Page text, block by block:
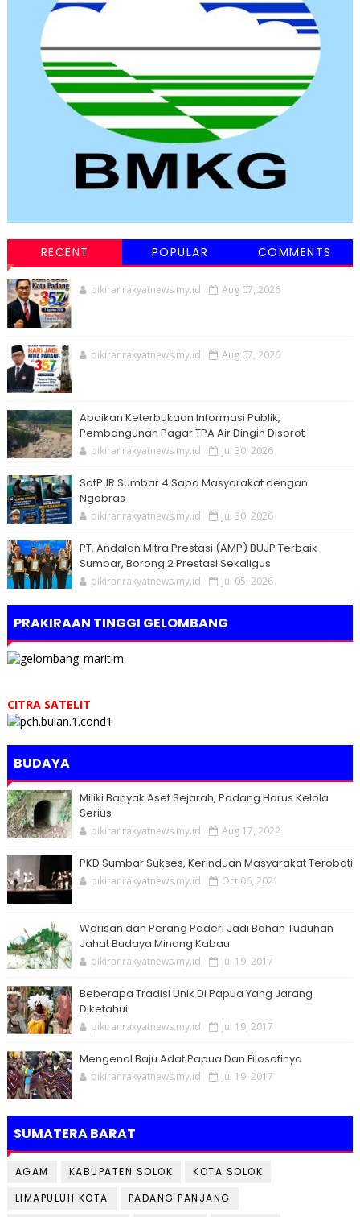
RECENT POPULAR COMMENTS
pikiranrakyatnews.my.id Aug 07, 2026
pikiranrakyatnews.my.id Aug 07, 2026
Abaikan Keterbukaan Informasi Publik,
Pembangunan Pagar TPA Air Dingin Disorot
pikiranrakyatnews.my.id Jul 30, 2026
SatPJR Sumbar 4 Sapa Masyarakat dengan
Ngobras
pikiranrakyatnews.my.id Jul 30, 2026
PT. Andalan Mitra Prestasi (AMP) BUJP Terbaik
Sumbar, Borong 2 Prestasi Sekaligus
pikiranrakyatnews.my.id Jul 05, 2026
PRAKIRAAN TINGGI GELOMBANG
CITRA SATELIT
BUDAYA
Miliki Banyak Aset Sejarah, Padang Harus Kelola
Serius
pikiranrakyatnews.my.id Aug 17, 2022
PKD Sumbar Sukses, Kerinduan Masyarakat Terobati
pikiranrakyatnews.my.id Oct 06, 2021
Warisan dan Perang Paderi Jadi Bahan Tuduhan
Jahat Budaya Minang Kabau
pikiranrakyatnews.my.id Jul 19, 2017
Beberapa Tradisi Unik Di Papua Yang Jarang
Diketahui
pikiranrakyatnews.my.id Jul 19, 2017
Mengenal Baju Adat Papua Dan Filosofinya
pikiranrakyatnews.my.id Jul 19, 2017
SUMATERA BARAT
AGAM KABUPATEN SOLOK
KOTA SOLOK
LIMAPULUH KOTA
PADANG PANJANG